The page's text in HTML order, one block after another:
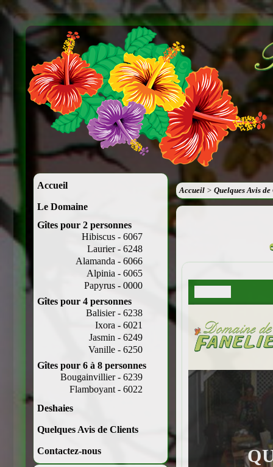
Accueil
Le Domaine
Gîtes pour 2 personnes
Hibiscus - 6067
Laurier - 6248
Alamanda - 6066
Alpinia - 6065
Papyrus - 0000
Gîtes pour 4 personnes
Balisier - 6238
Ixora - 6021
Jasmin - 6249
Vanille - 6250
Gîtes pour 6 à 8 personnes
Bougainvillier - 6239
Flamboyant - 6022
Deshaies
Quelques Avis de Clients
Contactez-nous
Accueil > Quelques Avis